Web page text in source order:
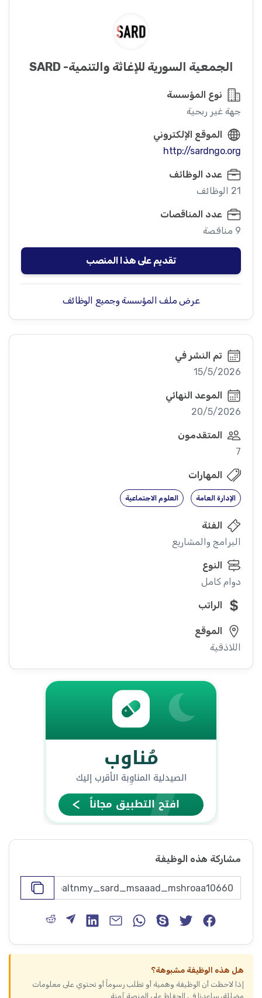
الجمعية السورية للإغاثة والتنمية- SARD
نوع المؤسسة
جهة غير ربحية
الموقع الإلكتروني
http://sardngo.org
عدد الوظائف
21 الوظائف
عدد المناقصات
9 مناقصة
تقديم على هذا المنصب
عرض ملف المؤسسة وجميع الوظائف
تم النشر في
15/5/2026
الموعد النهائي
20/5/2026
المتقدمون
7
المهارات
الإدارة العامة العلوم الاجتماعية
الفئة
البرامج والمشاريع
النوع
دوام كامل
الراتب
الموقع
اللاذقية
مشاركة هذه الوظيفة
هل هذه الوظيفة مشبوهة؟
إذا لاحظت أن الوظيفة وهمية أو تطلب رسوماً أو تحتوي على معلومات
مضللة، ساعدنا في الحفاظ على المنصة آمنة.